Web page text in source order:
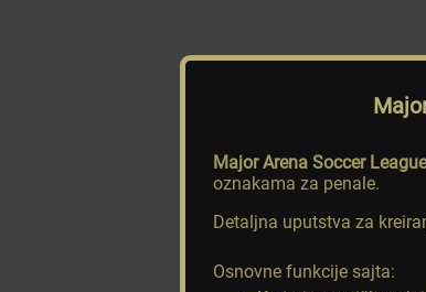
Major Arena Soccer
oznakama za penale.
Detaljna uputstva za
Osnovne funkcije sajta: